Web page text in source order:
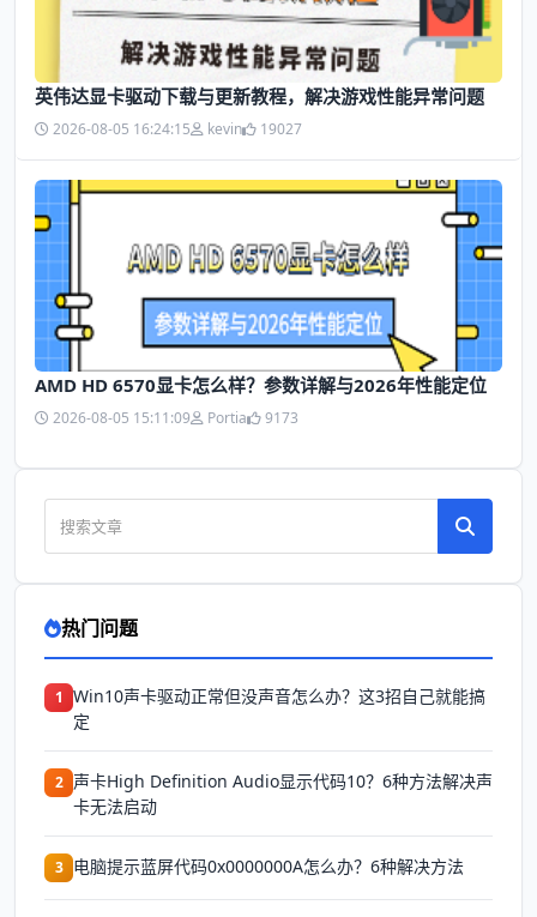
英伟达显卡驱动下载与更新教程，解决游戏性能异常问题
2026-08-05 16:24:15 kevin 19027
AMD HD 6570显卡怎么样？参数详解与2026年性能定位
2026-08-05 15:11:09 Portia 9173
热门问题
1 Win10声卡驱动正常但没声音怎么办？这3招自己就能搞
定
2 声卡High Definition Audio显示代码10？6种方法解决声
卡无法启动
3 电脑提示蓝屏代码0x0000000A怎么办？6种解决方法